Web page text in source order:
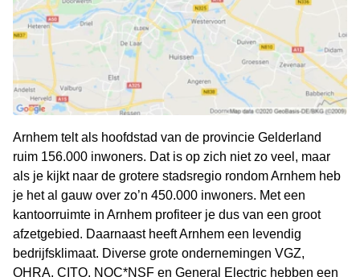
Arnhem telt als hoofdstad van de provincie Gelderland
ruim 156.000 inwoners. Dat is op zich niet zo veel, maar
als je kijkt naar de grotere stadsregio rondom Arnhem heb
je het al gauw over zo’n 450.000 inwoners. Met een
kantoorruimte in Arnhem profiteer je dus van een groot
afzetgebied. Daarnaast heeft Arnhem een levendig
bedrijfsklimaat. Diverse grote ondernemingen VGZ,
OHRA, CITO, NOC*NSF en General Electric hebben een